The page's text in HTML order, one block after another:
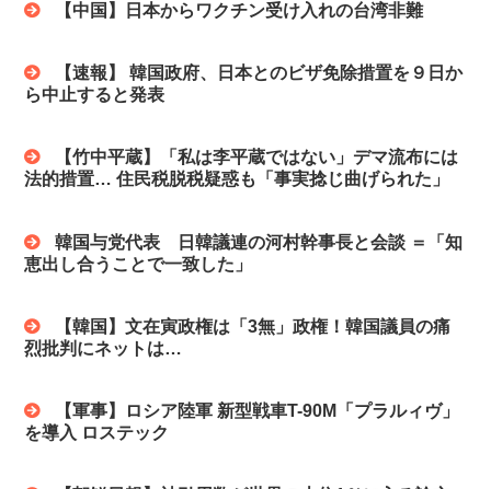
【中国】日本からワクチン受け入れの台湾非難
ら中止すると発表
法的措置… 住民税脱税疑惑も「事実捻じ曲げられた」
恵出し合うことで一致した」
烈批判にネットは…
を導入 ロステック